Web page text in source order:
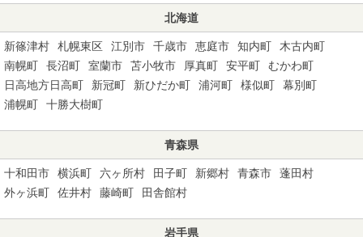
北海道
新篠津村 札幌東区 江別市 千歳市 恵庭市 知内町
木古内町
南幌町
長沼町 室蘭市 苫小牧市 厚真町 安平町
むかわ町
日高地方日高町
新冠町 新ひだか町 浦河町 様似町
幕別町
浦幌町
十勝大樹町
青森県
十和田市 横浜町 六ヶ所村 田子町 新郷村 青森市
蓬田村
外ヶ浜町
佐井村 藤崎町 田舎館村
岩手県